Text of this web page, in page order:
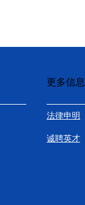
更多信息
法律申明
诚聘英才